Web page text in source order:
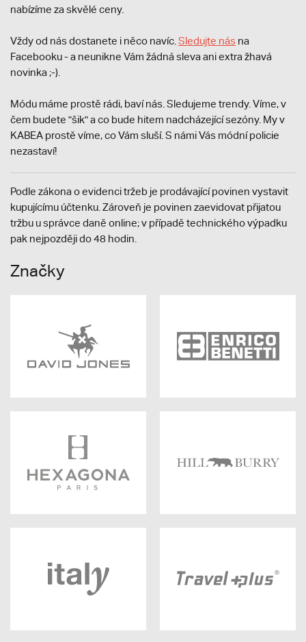
nabízíme za skvělé ceny.
Vždy od nás dostanete i něco navíc. Sledujte nás na
Facebooku - a neunikne Vám žádná sleva ani extra žhavá
novinka ;-).
Módu máme prostě rádi, baví nás. Sledujeme trendy. Víme, v
čem budete "šik" a co bude hitem nadcházející sezóny. My v
KABEA prostě víme, co Vám sluší. S námi Vás módní policie
nezastaví!
Podle zákona o evidenci tržeb je prodávající povinen vystavit
kupujícímu účtenku. Zároveň je povinen zaevidovat přijatou
tržbu u správce daně online; v případě technického výpadku
pak nejpozději do 48 hodin.
Značky